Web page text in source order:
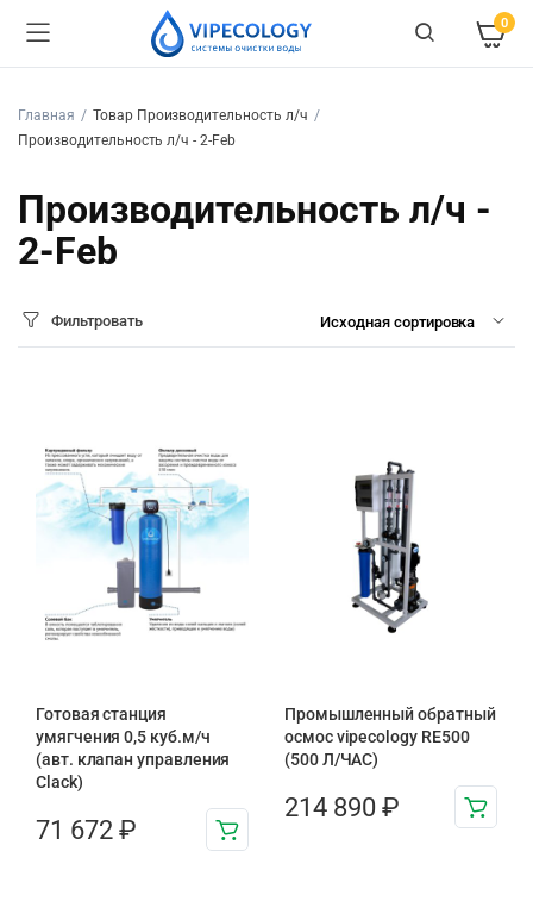
0
Главная
Товар Производительность л/ч
Производительность л/ч - 2-Feb
Производительность л/ч -
2-Feb
Фильтровать
Готовая станция
умягчения 0,5 куб.м/ч
(авт. клапан управления
Clack)
71 672 ₽
Промышленный обратный
осмос vipecology RE500
(500 Л/ЧАС)
214 890 ₽